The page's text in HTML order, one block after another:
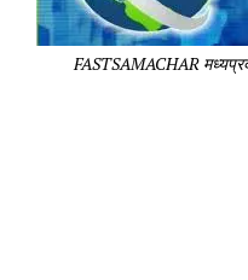
FASTSAMACHAR